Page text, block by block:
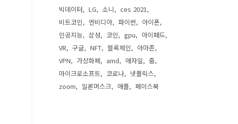
빅데이터 LG 소니
ces 2021
비트코인
엔비디아 파이썬
아이폰
인공지능
삼성 코인 gpu
아이패드
VR
구글 NFT 블록체인
아마존
VPN
가상화폐 amd 애자일
줌
마이크로소프트
코로나
넷플릭스
zoom
일론머스크 애플 페이스북